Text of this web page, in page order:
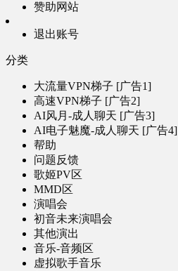
赞助网站
退出账号
分类
大流量VPN梯子 [广告1]
高速VPN梯子 [广告2]
AI风月-成人聊天 [广告3]
AI电子魅魔-成人聊天 [广告4]
帮助
问题反馈
歌姬PV区
MMD区
演唱会
初音未来演唱会
其他演出
音乐-音频区
虚拟歌手音乐